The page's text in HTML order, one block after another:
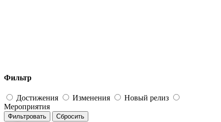
Фильтр
Достижения Изменения
Новый релиз
Мероприятия
Фильтровать Сбросить